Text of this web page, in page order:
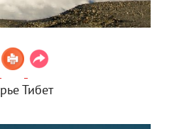
Тибет